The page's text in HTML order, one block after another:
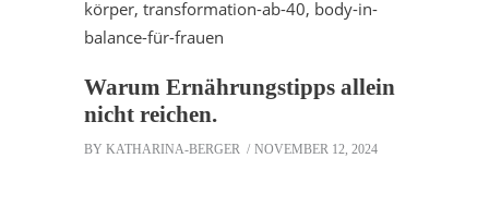
Warum Ernährungstipps allein
nicht reichen.
BY KATHARINA-BERGER NOVEMBER 12, 2024